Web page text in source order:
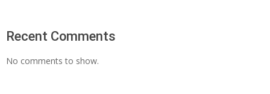
Recent Comments
No comments to show.